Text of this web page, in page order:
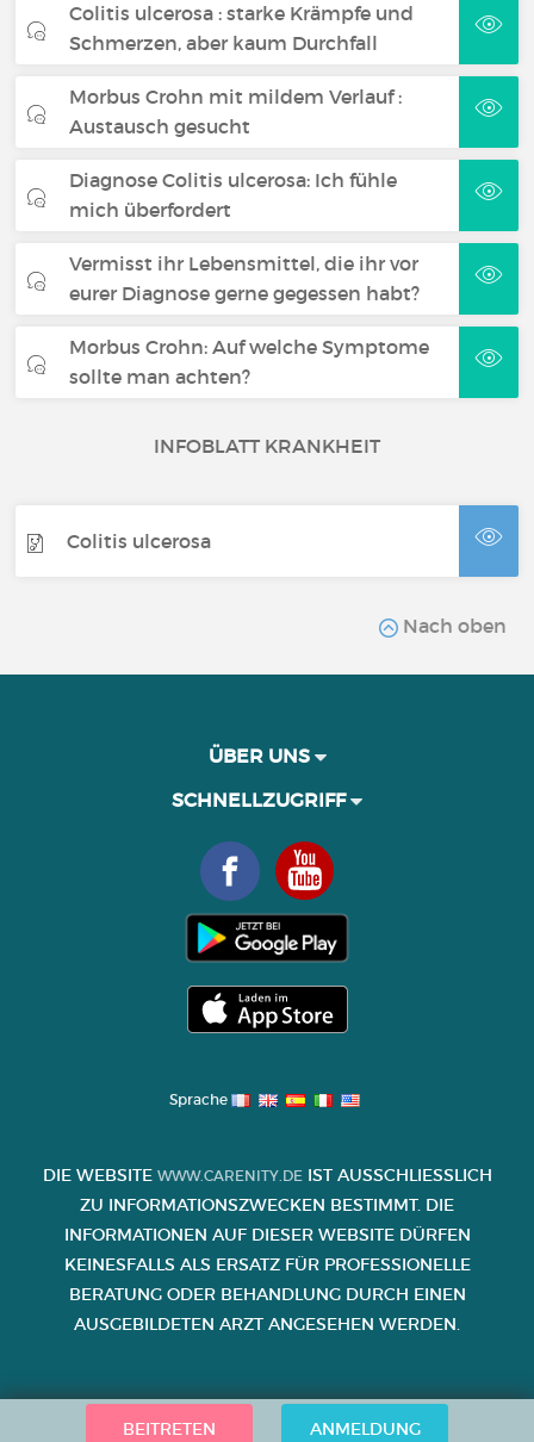
Colitis ulcerosa : starke Krämpfe und
Schmerzen, aber kaum Durchfall
Morbus Crohn mit mildem Verlauf :
Austausch gesucht
Diagnose Colitis ulcerosa: Ich fühle
mich überfordert
Vermisst ihr Lebensmittel, die ihr vor
eurer Diagnose gerne gegessen habt?
Morbus Crohn: Auf welche Symptome
sollte man achten?
INFOBLATT KRANKHEIT
Colitis ulcerosa
Nach oben
BEITRETEN ANMELDUNG
ÜBER UNS
SCHNELLZUGRIFF
Sprache
DIE WEBSITE WWW.CARENITY.DEIST AUSSCHLIESSLICH Z
U INFORMATIONSZWECKEN BESTIMMT. DIE I
NFORMATIONEN AUF DIESER WEBSITE DÜRFEN K
EINESFALLS ALS ERSATZ FÜR PROFESSIONELLE B
ERATUNG ODER BEHANDLUNG DURCH EINEN A
USGEBILDETEN ARZT ANGESEHEN WERDEN.